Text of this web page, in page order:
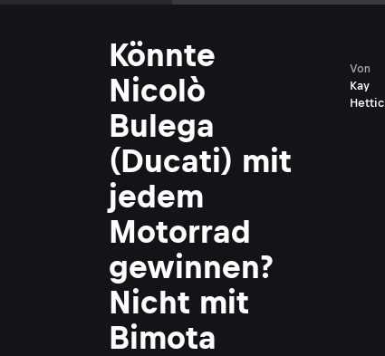
Könnte
Nicolò
Bulega
(Ducati) mit
jedem
Motorrad
gewinnen?
Nicht mit
Bimota
Kay
Von